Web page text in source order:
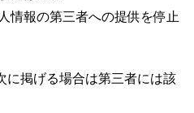
報の第三者への提供を停止
に掲げる場合は第三者には該